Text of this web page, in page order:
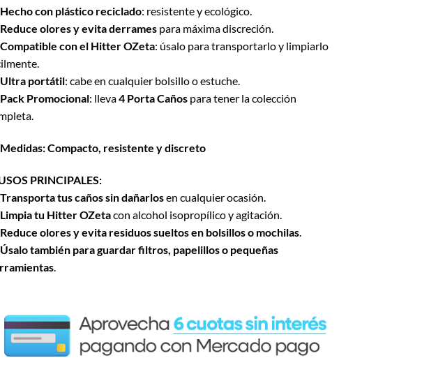
$5.560.$3.990.
Hecho con plástico reciclado: resistente y ecológico.
Reduce olores y evita derrames para máxima discreción.
Compatible con el Hitter OZeta: úsalo para transportarlo y limpiarlo
Ultra portátil: cabe en cualquier bolsillo o estuche.
Pack Promocional: lleva4 Porta Caños para tener la colección
Medidas:Compacto, resistente y discreto
PRINCIPALES:
Transporta tus caños sin dañarlosen cualquier ocasión.
Limpia tu Hitter OZetacon alcohol isopropílico y agitación.
Reduce olores y evita residuos sueltos en bolsillos o mochilas.
Úsalo también para guardar filtros, papelillos o pequeñas
.